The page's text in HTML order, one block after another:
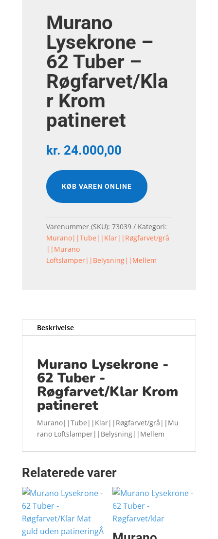
Murano
Lysekrone –
62 Tuber –
Røgfarvet/Kla
r Krom
patineret
kr. 24.000,00
KØB VAREN ONLINE
Varenummer (SKU): 73039
Kategori:
Murano||Tube||Klar||Røgfarvet/grå
||Murano
Loftslamper||Belysning||Mellem
Beskrivelse
Murano Lysekrone -
62 Tuber -
Røgfarvet/Klar Krom
patineret
Murano||Tube||Klar||Røgfarvet/grå||Mu
rano Loftslamper||Belysning||Mellem
Relaterede varer